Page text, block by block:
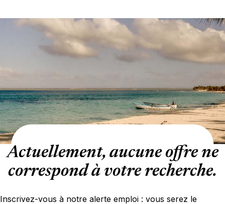
Actuellement, aucune offre ne
correspond à votre recherche.
Inscrivez-vous à notre alerte emploi : vous serez le